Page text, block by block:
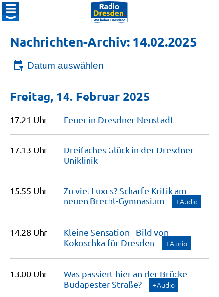
Nachrichten-Archiv: 14.02.2025
Datum auswählen
Freitag, 14. Februar 2025
17.21 Uhr Feuer in Dresdner Neustadt
17.13 Uhr
Dreifaches Glück in der Dresdner
Uniklinik
15.55 Uhr
Zu viel Luxus? Scharfe Kritik am
neuen Brecht-Gymnasium +Audio
14.28 Uhr
Kleine Sensation - Bild von
Kokoschka für Dresden +Audio
13.00 Uhr
Was passiert hier an der Brücke
Budapester Straße? +Audio